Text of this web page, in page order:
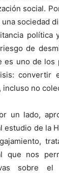
social.
sociedad
política
de
es uno de los
convertir
no
un lado,
estudio de la
que nos
sobre el